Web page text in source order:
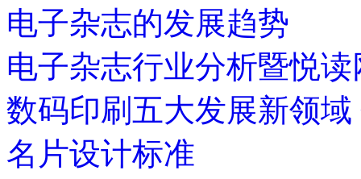
电子杂志的发展趋势
电子杂志行业分析暨悦
数码印刷五大发展新领
名片设计标准